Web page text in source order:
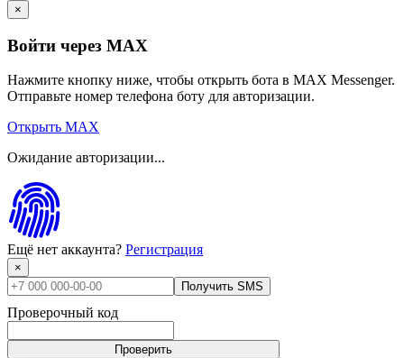
×
Войти через MAX
Нажмите кнопку ниже, чтобы открыть бота в MAX Messenger.
Отправьте номер телефона боту для авторизации.
Открыть MAX
Ожидание авторизации...
Ещё нет аккаунта? Регистрация
×
Получить SMS
Проверочный код
Проверить